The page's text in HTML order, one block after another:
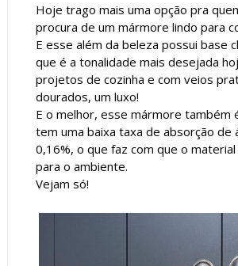
Hoje trago mais uma opção pra
procura de um mármore lindo para
E esse além da beleza possui base
que é a tonalidade mais desejada
projetos de cozinha e com veios
dourados, um luxo!
E o melhor, esse mármore também
tem uma baixa taxa de absorção de
0,16%, o que faz com que o
para o ambiente.
Vejam só!